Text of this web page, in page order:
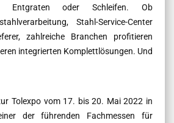
Entgraten oder Schleifen. Ob
Stahl-Service-Center
zahlreiche Branchen profitieren
integrierten Komplettlösungen. Und
Tolexpo vom 17. bis 20. Mai 2022 in
der führenden Fachmessen für